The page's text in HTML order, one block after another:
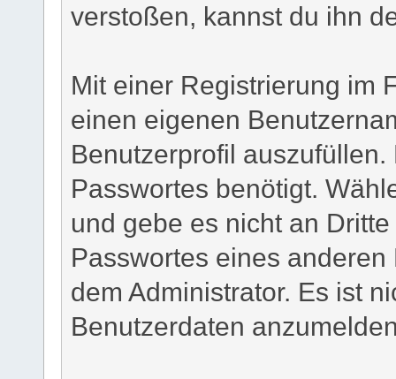
verstoßen, kannst du ihn
Mit einer Registrierung im
einen eigenen
Benutzerprofil
Passwortes benötigt.
und gebe es nicht an
Passwortes eines
dem Administrator. Es ist
Benutzerdaten